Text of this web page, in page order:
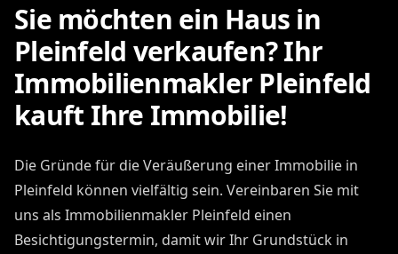
Sie möchten ein Haus in
Pleinfeld verkaufen? Ihr
Immobilienmakler Pleinfeld
kauft Ihre Immobilie!
Die Gründe für die Veräußerung einer Immobilie in
Pleinfeld können vielfältig sein. Vereinbaren Sie mit
uns als Immobilienmakler Pleinfeld einen
Besichtigungstermin, damit wir Ihr Grundstück in